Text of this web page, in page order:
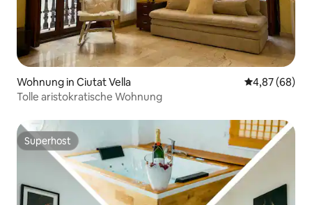
Wohnung in Ciutat Vella
4,87 (68)
Tolle aristokratische Wohnung
Superhost
Superhost